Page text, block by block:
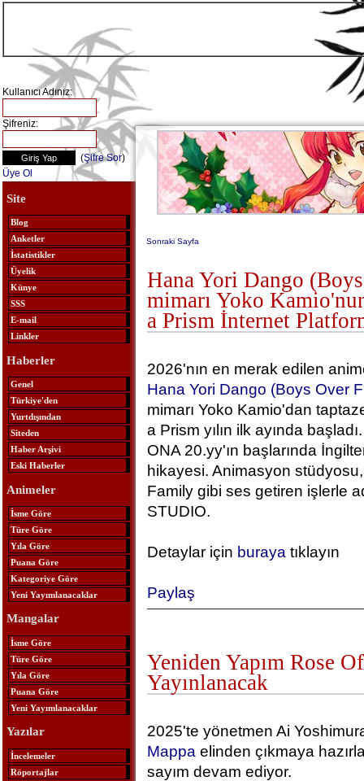
Kullanıcı Adınız:
Şifreniz:
(Şifre Sor)
Üye Ol
Site
Blog
Anketler
İstatistikler
Üyelik
Künye
SSS
E-mail
Linkler
Haberler
Genel
Türkiye'den
Yurtdışından
Siteden
Haber Arşivi
Eski Haberler
Animeler
İsme Göre
Türe Göre
Yıla Göre
Puana Göre
Kategoriye Göre
Yeni Yayımlanacaklar
Mangalar
İsme Göre
Türe Göre
Yıla Göre
Puana Göre
Yeni Yayımlanacaklar
Yazılar
İncelemeler
Röportajlar
Sonraki Sayfa
Hana Yori Dango
mimarı Yoko
a Prism İnternet
2026'nın en merak edilen
Hana Yori Dango (Boys Over
mimarı Yoko Kamio'dan
a Prism yılın ilk ayında
ONA 20.yy'ın başlarında
hikayesi. Animasyon
Family gibi ses getiren işlerle
STUDIO.
Detaylar için buraya tıklayın
Paylaş
Yeniden Yapım Rose
Yayınlanacak
2025'te yönetmen Ai
Mappa elinden çıkmaya
sayım devam ediyor.